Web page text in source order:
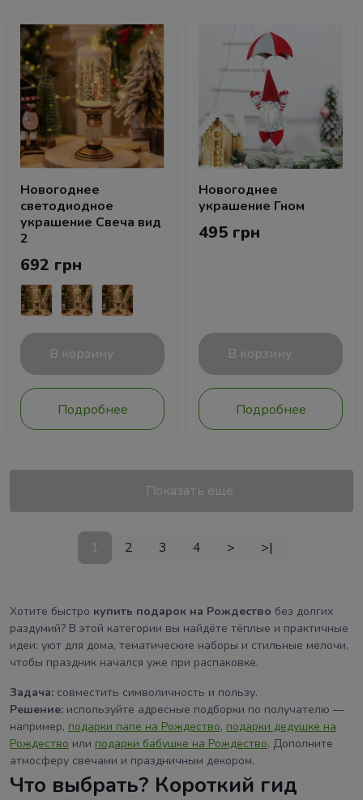
Новогоднее
светодиодное
украшение Свеча вид
2
692 грн
В корзину
Подробнее
Новогоднее
украшение Гном
495 грн
В корзину
Подробнее
Показать еще
1 2 3 4 > >|
Хотите быстро купить подарок на Рождество без долгих
раздумий? В этой категории вы найдёте тёплые и практичные
идеи: уют для дома, тематические наборы и стильные мелочи,
чтобы праздник начался уже при распаковке.
Задача: совместить символичность и пользу.
Решение: используйте адресные подборки по получателю —
например, подарки папе на Рождество, подарки дедушке на
Рождество или подарки бабушке на Рождество. Дополните
атмосферу свечами и праздничным декором.
Что выбрать? Короткий гид